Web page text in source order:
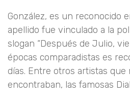
González, es un reconocido
apellido fue vinculado a la
slogan “Después de Julio,
épocas comparadistas es
días. Entre otros artistas que
encontraban, las famosas